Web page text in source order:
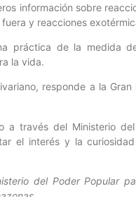
información sobre
y reacciones
práctica de la medida
la vida.
responde a la Gran
a través del Ministerio
el interés y la
del Poder Popular